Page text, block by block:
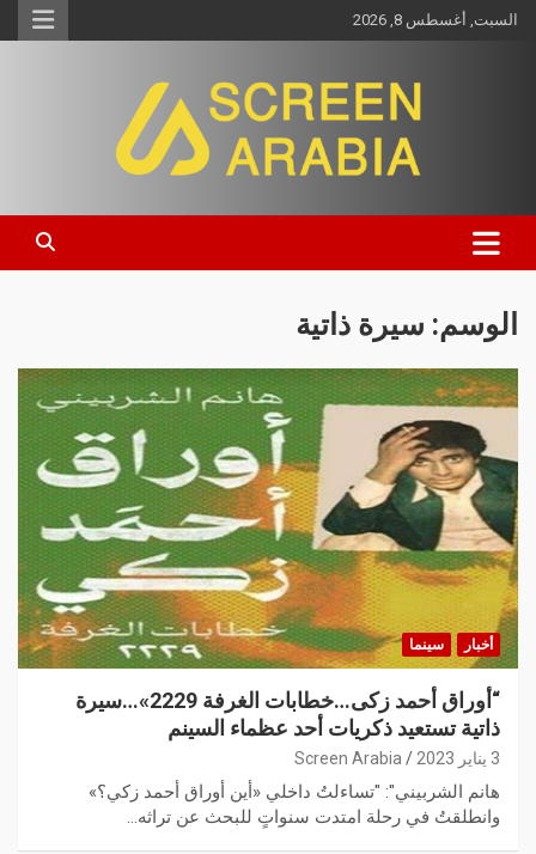
السبت, أغسطس 8, 2026
Screen Arabia
الوسم: سيرة ذاتية
أخبار سينما
“أوراق أحمد زكى…خطابات الغرفة 2229»…سيرة
ذاتية تستعيد ذكريات أحد عظماء السينم
3 يناير 2023 Screen Arabia
هانم الشربيني": "تساءلتُ داخلي «أين أوراق أحمد زكي؟»
وانطلقتُ في رحلة امتدت سنواتٍ للبحث عن تراثه…